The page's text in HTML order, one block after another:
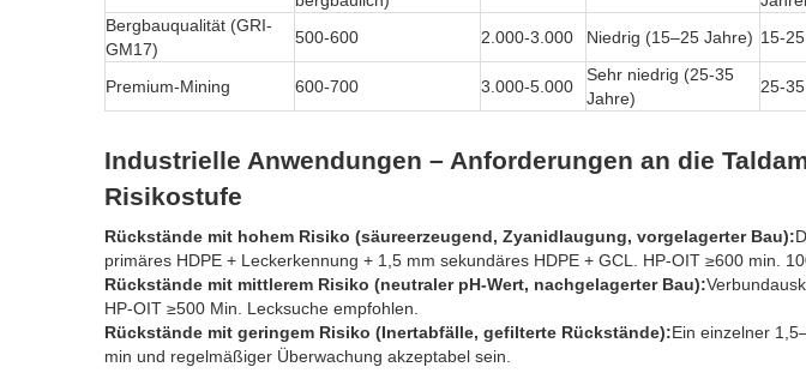
Bergbauqualität (GRI-
GM17)
500-600 2.000-3.000 Niedrig (15–25 Jahre) 15-25
Premium-Mining
600-700 3.000-5.000
Sehr niedrig (25-35
Jahre)
25-35
Industrielle Anwendungen – Anforderungen an die
Risikostufe
Rückstände mit hohem Risiko (säureerzeugend, Zyanidlaugung, vorgelagerter Bau):
primäres HDPE + Leckerkennung + 1,5 mm sekundäres HDPE + GCL. HP-OIT ≥600 min.
Rückstände mit mittlerem Risiko (neutraler pH-Wert, nachgelagerter Bau):
HP-OIT ≥500 Min. Lecksuche empfohlen.
Rückstände mit geringem Risiko (Inertabfälle, gefilterte Rückstände):Ein einzelner
min und regelmäßiger Überwachung akzeptabel sein.